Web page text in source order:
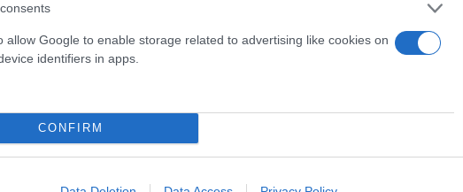
allow Google to enable storage related to advertising like cookies on
identifiers in apps.
CONFIRM
και διατήρησης, δεν απειλούνται άμεσα, πλέον, με
του χαμηλού κινδύνου (LC). Χαρακτηριστικά
caretta και το κιρκινέζι (Falco naumanni)
εργαλείο για τη διατήρηση της βιοποικιλότητας,
δράσεις διατήρησης και πολιτικές προστασίας για τη
και την προώθηση της βιώσιμης διαχείρισης των